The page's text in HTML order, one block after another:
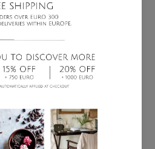
REALIZARÁ DENTRO DE LOS
SIGUIENTES A LA RECEPCIÓN
DEVUELTOS O A LA FECHA
MÁS TEMPRANA DE ESTAS
COMPRADOS EN LA BOUTIQUE
TIENDAS QUE VENDAN
COQUI COQUI. PARA
EL CLIENTE DEBE
CON NOSOTROS